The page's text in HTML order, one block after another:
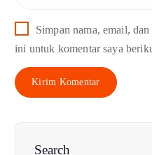
Simpan nama, email,
ini untuk komentar saya
Search